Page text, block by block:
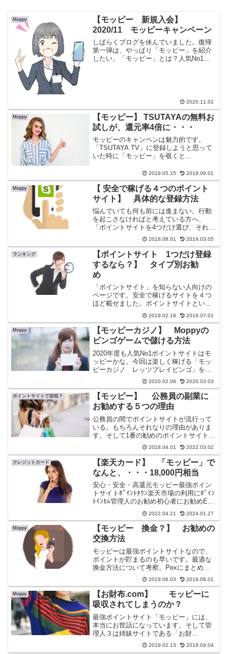
Moppy
【モッピー 新規入会】
2020/11 モッピーキャンペーン
しばらくブログを休んでいました。復帰
第一弾は、やっぱり「モッピー」を紹介
したい。「モッピー」とは？人気No1の
2020.11.02
Moppy
【モッピー】 TSUTAYAの無料お
試しが、還元率4倍に・・・
モッピーのキャンペンは魅力的です。
「TSUTAYA TV」に登録しようと思って
いた時に「モッピー」を覗くと
前だったのでラッキーです。令和元年5月
のモッピーでは、入会で最大1100ptもら
えるキャンペーンをやっています。
2019.05.15 2019.06.01
Moppy
【 安全で稼げる４つのポイント
サイト】 具体的な登録方法
悩んでいても何も前には進まない。行動
を起こさなければと考えている方へ、
「ポイントサイトを4つだけ選び、それぞ
れの登録の具体的な手続き方法のページ
2018.08.01 2019.03.05
ランキング
【ポイントサイト 1つだけ登録
するなら？】 タイプ別お勧
め
「ポイントサイト」を知らない人向けの
ページです。安全で稼げるサイトを４つ
ほど載せました。ポイントサイトという
ものを一度経験してから、ご自身で判断
されてはいかがだろうか？
2019.02.18 2019.07.01
Moppy
【モッピーカジノ】 Moppyの
ビンゴゲームで儲ける方法
2020年度も人気No1ポイントサイトはモ
ッピーかな。今回は楽しく稼げる「モッ
ピーカジノ レッツプレイビンゴ」を紹
介。一度全ラインビンゴをすると、しば
らくはビンゴ達成がつづきます。
2020.02.08 2020.03.03
ポイントサイトで節税？
【モッピー】 公務員の副業に
お勧めする５つの理由
公務員の間でポイントサイトが流行って
いる。もちろんそれなりの理由がありま
す。そして1番の勧めのポイントサイトは
モッピです。楽天スーパーポイントに交
換できます。そしてポイントのままで現
金同様に利用できます。
2018.04.01 2022.03.02
クレジットカード
【楽天カード】 「モッピー」で
なんと、・・・18,000円相当
安心・安全・高還元モッピー最強ポイン
トサイトﾎﾟｲﾝﾄﾀｳﾝ楽天市場の利用にﾎﾟｲﾝ
ﾄｲﾝｶﾑ管理人のお勧め初心者にお勧めEC
ナビAmazonご利用にハピタス全てが高還
元げん玉最速現金化楽天カードについて
の私見元ブラックの管理人３と申しま
す...
2022.04.21 2024.01.27
Moppy
【モッピー 換金？】 お勧めの
交換方法
モッピーは最強ポイントサイトなので、
ポイントが貯まるのも早いです。最適な
換金方法について考察。Pexにまとめる
のがいいのか？それともドットマネーを
経由して無手数料で換金か？でも一番の
お勧め方法は「POINT WALLET VISA
PREPAID」かも。
2019.06.03 2019.08.01
Moppy
【お財布.com】 モッピーに
吸収されてしまうのか？
最強ポイントサイト「モッピー」には、
本当にお世話になっています。そして管
理人３は姉妹サイトである「お財
布.com」にも毎日ログインでお小遣いを
少しだけもらっています。
2019.02.13 2019.04.04